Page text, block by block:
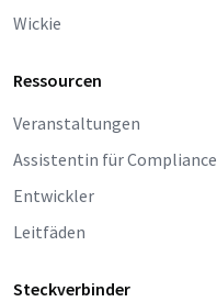
Wickie
Ressourcen
Veranstaltungen
Assistentin für Compliance
Entwickler
Leitfäden
Steckverbinder